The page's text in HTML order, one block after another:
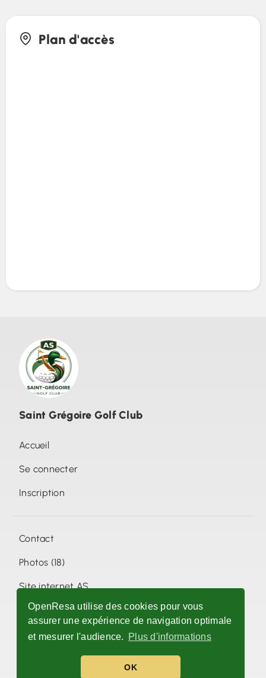
OpenResa utilise des cookies pour vous
assurer une expérience de navigation optimale
et mesurer l'audience.
Plus d'informations
OK
Plan d'accès
Saint Grégoire Golf Club
Accueil
Se connecter
Inscription
Contact
Photos (18)
Site internet AS
Facebook AS